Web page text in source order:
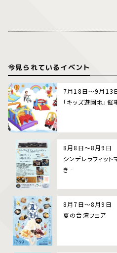
今見られているイベント
7月18日～9月13
「キッズ遊園地」催
8月8日～8月9日
シンデレラフィッ
き‐
8月7日～8月9日
夏の台湾フェア